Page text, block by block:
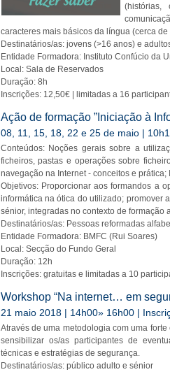
(histórias,
caracteres mais básicos da língua (cerca de
Destinatários/as: jovens (>16 anos) e
Entidade Formadora: Instituto Confúcio da
Local: Sala de Reservados
Duração: 8h
Inscrições: 12,50€ | limitadas a 16
Ação de formação ”Iniciação à
08, 11, 15, 18, 22 e 25 de maio |
Conteúdos: Noções gerais sobre a
ficheiros, pastas e operações sobre
navegação na Internet - conceitos e
Objetivos: Proporcionar aos formandos a
informática na ótica do utilizado; promover
sénior, integradas no contexto de formação
Destinatários/as: Pessoas reformadas
Entidade Formadora: BMFC (Rui Soares)
Local: Secção do Fundo Geral
Duração: 12h
Inscrições: gratuitas e limitadas a 10
Workshop “Na internet… em
21 maio 2018 | 14h00» 16h00 |
Através de uma metodologia com uma
sensibilizar os/as participantes de
técnicas e estratégias de segurança.
Destinatários/as: público adulto e sénior